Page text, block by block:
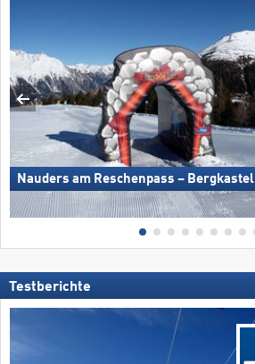
Nauders am Reschenpass – Bergkastel
Testberichte